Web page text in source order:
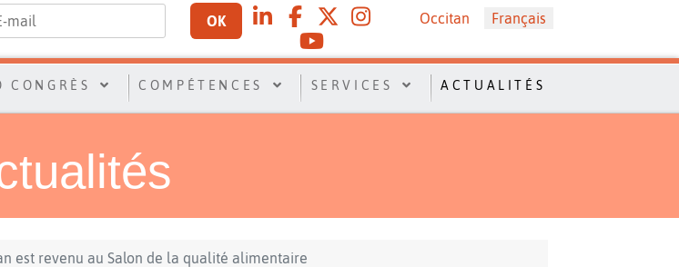
OK Sélectionnez votre langue
Occitan Français
CONGRÈS COMPÉTENCES SERVICES ACTUALITÉS
est revenu au Salon de la qualité alimentaire